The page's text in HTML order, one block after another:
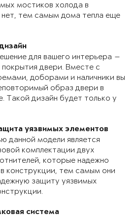
мостиков холода в
нет, тем самым дома тепла еще
для вашего интерьера —
двери. Вместе с
доборами и наличники вы
образ двери в
Такой дизайн будет только у
уязвимых элементов
данной модели является
комплектации двух
которые надежно
конструкции, тем самым они
защиту уязвимых
система